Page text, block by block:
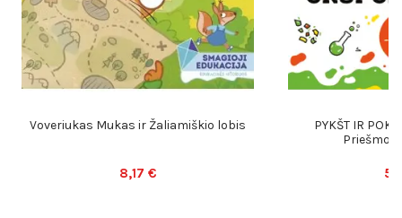
Voveriukas Mukas ir Žaliamiškio lobis
8,17 €
PYKŠT IR